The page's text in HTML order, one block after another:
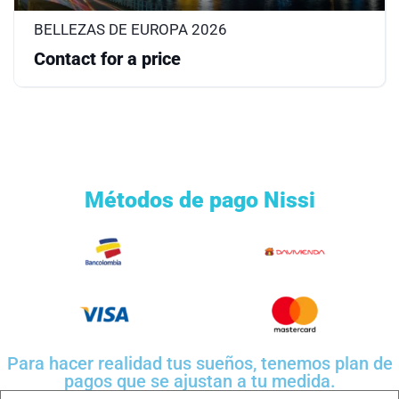
BELLEZAS DE EUROPA 2026
Contact for a price
Métodos de pago Nissi
Para hacer realidad tus sueños, tenemos plan de
pagos que se ajustan a tu medida.